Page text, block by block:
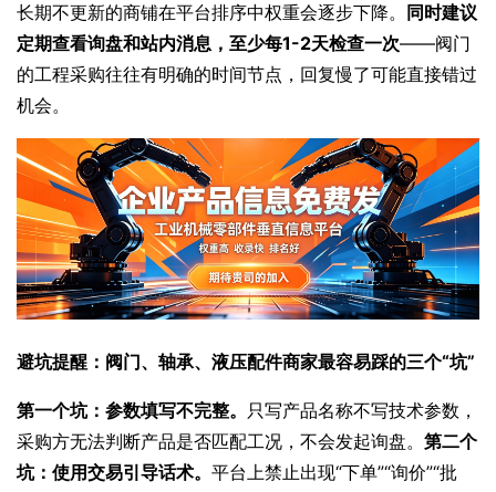
长期不更新的商铺在平台排序中权重会逐步下降。
同时建议
定期查看询盘和站内消息，至少每1-2天检查一次——阀门
的工程采购往往有明确的时间节点，回复慢了可能直接错过
机会。
避坑提醒：阀门、轴承、液压配件商家最容易踩的三个“坑”
第一个坑：参数填写不完整。 只写产品名称不写技术参数，
采购方无法判断产品是否匹配工况，不会发起询盘。 第二个
坑：使用交易引导话术。 平台上禁止出现“下单”“询价”“批